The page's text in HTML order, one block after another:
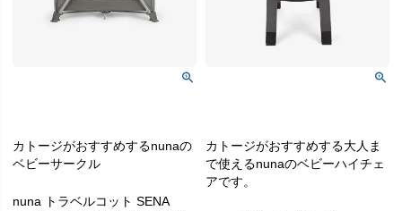
カトージがおすすめするnunaの
ベビーサークル
nuna トラベルコット SENA
カトージがおすすめする大人ま
で使えるnunaのベビーハイチェ
アです。